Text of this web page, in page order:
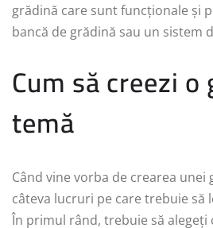
grădină care sunt funcționale și
bancă de grădină sau un sistem
Cum să creezi
temă
Când vine vorba de crearea unei
câteva lucruri pe care trebuie să
În primul rând, trebuie să alegeți